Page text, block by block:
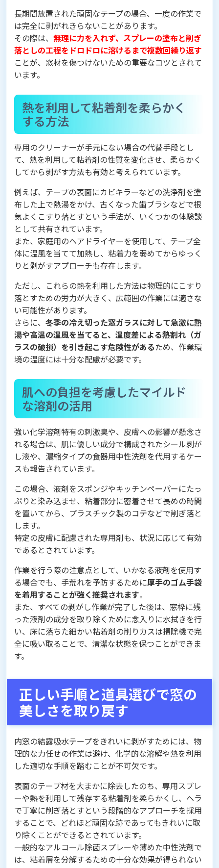
長期間放置された頑固なテープの場合、一度の作業で
は完全に剥がれきらないことがあります。
その際は、 無理に力を入れず、スプレーの塗布と削ぎ
落としの工程をドロドロに溶けるまで複数回繰り返す
ことが、窓材を傷つけないための重要なコツとされて
います。
熱を利用して粘着剤を柔らかく
する方法
専用のクリーナーが手元にない場合の代替手段とし
て、熱を利用して粘着剤の性質を変化させ、柔らかく
してから剥がす方法も有効と考えられています。
例えば、テープの表面にカビキラーなどの洗浄剤を塗
布した上で熱湯をかけ、古くなった歯ブラシなどで根
気よくこすり落とすという手法が、いくつかの体験談
として共有されています。
また、家庭用のヘアドライヤーを使用して、テープ全
体に温風を当てて加熱し、粘着力を弱めてからゆっく
りと剥がすアプローチも存在します。
ただし、これらの熱を利用した方法は物理的にこすり
落とすための労力が大きく、広範囲の作業には適さな
い可能性があります。
さらに、 冬季の冷え切った窓ガラスに対して急激に熱
湯や高温の温風を当てると、温度差による熱割れ（ガ
ラスの破損）を引き起こす危険性があるため、作業環
境の温度には十分な配慮が必要です。
肌への負担を考慮したマイルド
な溶剤の活用
強い化学溶剤特有の刺激臭や、皮膚への影響が懸念さ
れる場合は、肌に優しい成分で構成されたシール剥が
し液や、濃縮タイプの食器用中性洗剤を代用するケー
スも報告されています。
この場合、液剤をスポンジやキッチンペーパーにたっ
ぷりと染み込ませ、粘着部分に密着させて長めの時間
を置いてから、プラスチック製のコテなどで削ぎ落と
します。
特定の皮膚に配慮された専用剤も、状況に応じて有効
であるとされています。
作業を行う際の注意点として、いかなる液剤を使用す
る場合でも、手荒れを予防するために厚手のゴム手袋
を着用することが強く推奨されます。
また、すべての剥がし作業が完了した後は、窓枠に残
った液剤の成分を取り除くために念入りに水拭きを行
い、床に落ちた細かい粘着剤の削りカスは掃除機で完
全に吸い取ることで、清潔な状態を保つことができま
す。
正しい手順と道具選びで窓の
美しさを取り戻す
内窓の結露吸水テープをきれいに剥がすためには、物
理的な力任せの作業は避け、化学的な溶解や熱を利用
した適切な手順を踏むことが不可欠です。
表面のテープ材を大まかに除去したのち、専用スプレ
ーや熱を利用して残存する粘着剤を柔らかくし、ヘラ
で丁寧に削ぎ落とすという段階的なアプローチを採用
することで、どれほど頑固な跡であってもきれいに取
り除くことができるとされています。
一般的なアルコール除菌スプレーや薄めた中性洗剤で
は、粘着層を分解するための十分な効果が得られない